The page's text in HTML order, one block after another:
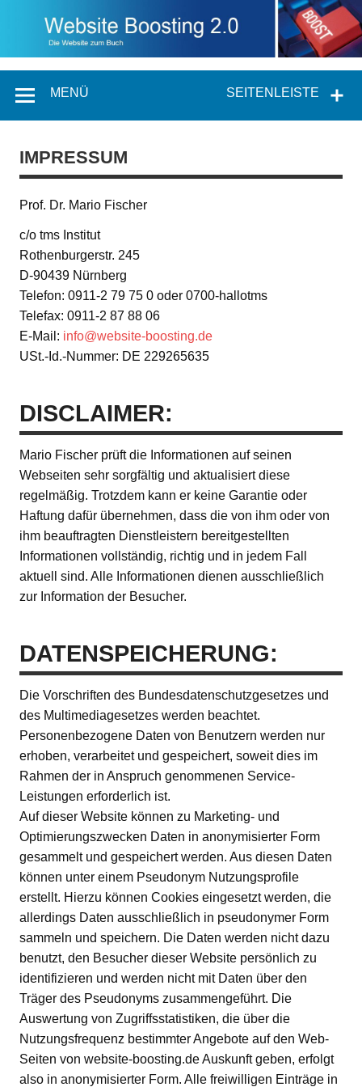
SEITENLEISTE
MENÜ
IMPRESSUM
Prof. Dr. Mario Fischer
c/o tms Institut
Rothenburgerstr. 245
D-90439 Nürnberg
Telefon: 0911-2 79 75 0 oder 0700-hallotms
Telefax: 0911-2 87 88 06
E-Mail: info@website-boosting.de
USt.-Id.-Nummer: DE 229265635
DISCLAIMER:
Mario Fischer prüft die Informationen auf seinen
Webseiten sehr sorgfältig und aktualisiert diese
regelmäßig. Trotzdem kann er keine Garantie oder
Haftung dafür übernehmen, dass die von ihm oder von
ihm beauftragten Dienstleistern bereitgestellten
Informationen vollständig, richtig und in jedem Fall
aktuell sind. Alle Informationen dienen ausschließlich
zur Information der Besucher.
DATENSPEICHERUNG:
Die Vorschriften des Bundesdatenschutzgesetzes und
des Multimediagesetzes werden beachtet.
Personenbezogene Daten von Benutzern werden nur
erhoben, verarbeitet und gespeichert, soweit dies im
Rahmen der in Anspruch genommenen Service-
Leistungen erforderlich ist.
Auf dieser Website können zu Marketing- und
Optimierungszwecken Daten in anonymisierter Form
gesammelt und gespeichert werden. Aus diesen Daten
können unter einem Pseudonym Nutzungsprofile
erstellt. Hierzu können Cookies eingesetzt werden, die
allerdings Daten ausschließlich in pseudonymer Form
sammeln und speichern. Die Daten werden nicht dazu
benutzt, den Besucher dieser Website persönlich zu
identifizieren und werden nicht mit Daten über den
Träger des Pseudonyms zusammengeführt. Die
Auswertung von Zugriffsstatistiken, die über die
Nutzungsfrequenz bestimmter Angebote auf den Web-
Seiten von website-boosting.de Auskunft geben, erfolgt
also in anonymisierter Form. Alle freiwilligen Einträge in